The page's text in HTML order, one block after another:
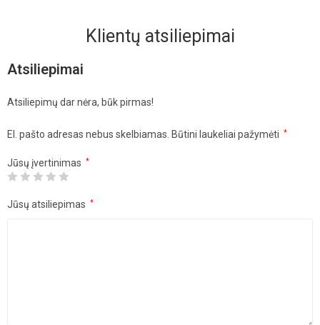
Klientų atsiliepimai
Atsiliepimai
Atsiliepimų dar nėra, būk pirmas!
El. pašto adresas nebus skelbiamas. Būtini laukeliai pažymėti *
Jūsų įvertinimas *
Jūsų atsiliepimas *